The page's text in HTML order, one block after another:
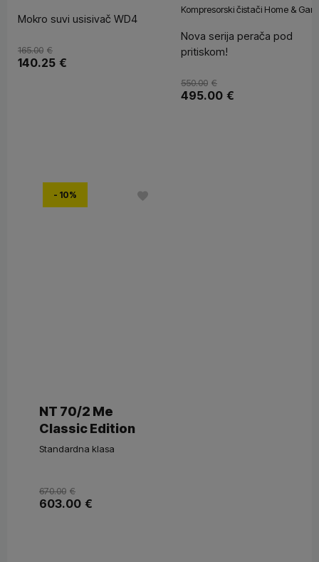
Mokro suvi usisivač WD4
€
165.00
€
140.25
Kompresorski čistači Home &
Nova serija perača pod
pritiskom!
€
550.00
€
495.00
- 10%
NT 70/2 Me
Classic Edition
Standardna klasa
€
670.00
€
603.00